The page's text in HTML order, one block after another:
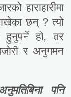
हाराहारीमा
छन् ? त्यो
हुनुपर्ने हो, तर
र अनुगमन
पनि